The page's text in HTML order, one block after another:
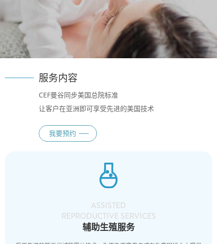
服务内容
CEF曼谷同步美国总院标准
让客户在亚洲即可享受先进的美国技术
我要预约

ASSISTED
REPRODUCTIVE SERVICES
辅助生殖服务